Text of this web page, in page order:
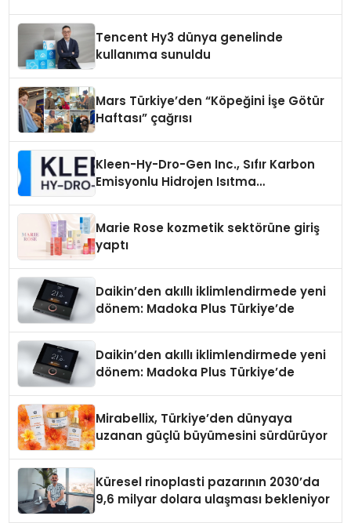
Tencent Hy3 dünya genelinde
kullanıma sunuldu
Mars Türkiye’den “Köpeğini İşe Götür
Haftası” çağrısı
Kleen-Hy-Dro-Gen Inc., Sıfır Karbon
Emisyonlu Hidrojen Isıtma
Marie Rose kozmetik sektörüne giriş
yaptı
Daikin’den akıllı iklimlendirmede yeni
dönem: Madoka Plus Türkiye’de
Daikin’den akıllı iklimlendirmede yeni
dönem: Madoka Plus Türkiye’de
Mirabellix, Türkiye’den dünyaya
uzanan güçlü büyümesini sürdürüyor
Küresel rinoplasti pazarının 2030’da
9,6 milyar dolara ulaşması bekleniyor